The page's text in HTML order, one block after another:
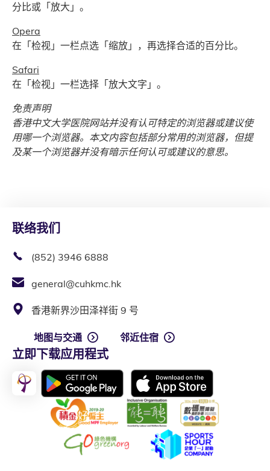
分比或「放大」。
Opera
在「检视」一栏点选「缩放」，再选择合适的百分比。
Safari
在「检视」一栏选择「放大文字」。
免责声明
香港中文大学医院网站并没有认可特定的浏览器或建议使
用哪一个浏览器。本文内容包括部分常用的浏览器，但提
及某一个浏览器并没有暗示任何认可或建议的意思。
联络我们
(852) 3946 6888
general@cuhkmc.hk
香港新界沙田泽祥街 9 号
地图与交通 邻近住宿
立即下载应用程式